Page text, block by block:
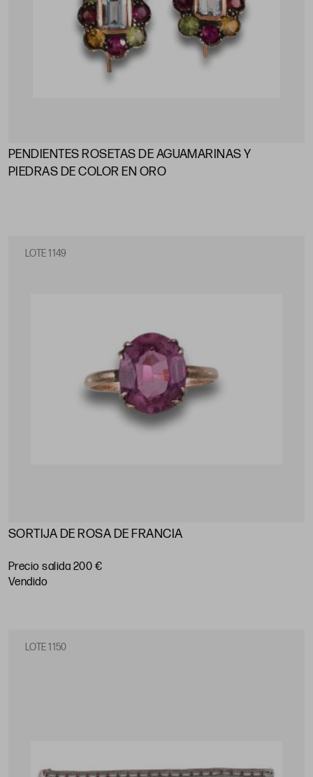
PENDIENTES ROSETAS DE AGUAMARINAS Y
PIEDRAS DE COLOR EN ORO
LOTE 1149
SORTIJA DE ROSA DE FRANCIA
Precio salida 200 €
vendido
LOTE 1150